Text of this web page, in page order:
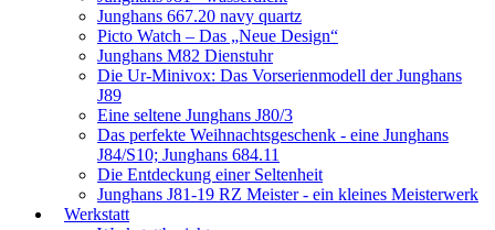
Junghans 667.20 navy quartz
Picto Watch – Das „Neue Design“
Junghans M82 Dienstuhr
Die Ur-Minivox: Das Vorserienmodell der Junghans
J89
Eine seltene Junghans J80/3
Das perfekte Weihnachtsgeschenk - eine Junghans
J84/S10; Junghans 684.11
Die Entdeckung einer Seltenheit
Junghans J81-19 RZ Meister - ein kleines Meisterwerk
Werkstatt